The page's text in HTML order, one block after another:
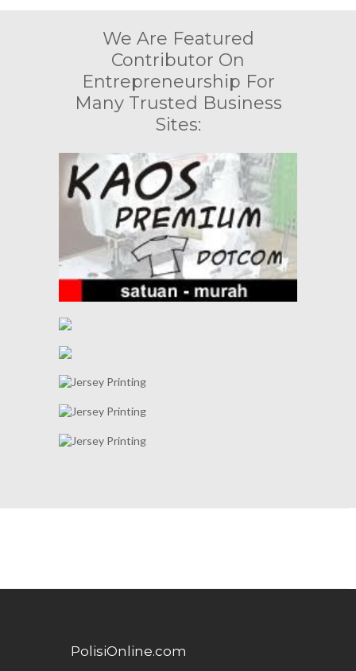
We Are Featured
Contributor On
Entrepreneurship For
Many Trusted Business
Sites:
PolisiOnline.com